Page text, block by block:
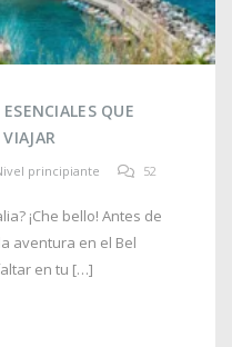
QUE
principiante 52
¡Che bello! Antes de
aventura en el Bel
en tu […]